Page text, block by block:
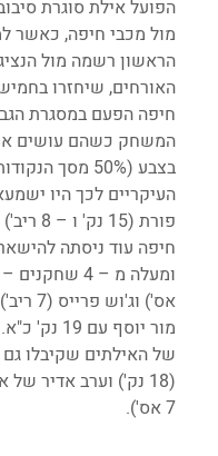
הפועל אילת סוגרת
מול מכבי חיפה, כאשר
הראשון רשמה מול
האורחים, שיחזרו
חיפה הפעם במסגרת
בצבע (50%
פורת
מור יוסף
של האילתים שקיבלו
7 אס').